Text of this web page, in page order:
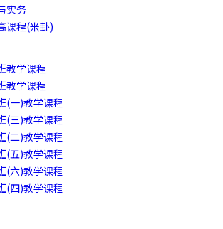
实务
课程(米卦)
教学课程
教学课程
(一)教学课程
(三)教学课程
(二)教学课程
(五)教学课程
(六)教学课程
(四)教学课程